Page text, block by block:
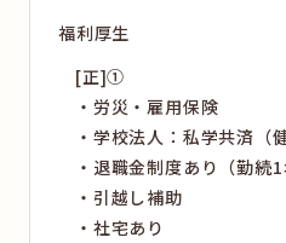
福利厚生
[正]①
労災・雇用保険
学校法人：私学共済（
退職金制度あり（勤続
引越し補助
社宅あり